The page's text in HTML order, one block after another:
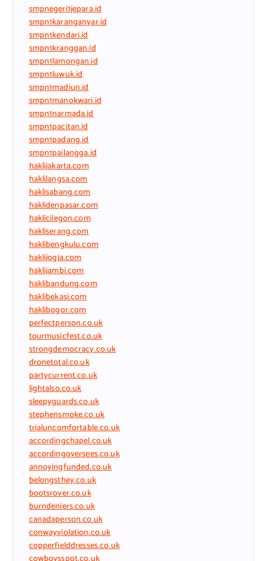
smpnegeri1jepara.id
smpn1karanganyar.id
smpn1kendari.id
smpn1kranggan.id
smpn1lamongan.id
smpn1luwuk.id
smpn1madiun.id
smpn1manokwari.id
smpn1narmada.id
smpn1pacitan.id
smpn1padang.id
smpn1pailangga.id
haklijakarta.com
haklilangsa.com
haklisabang.com
haklidenpasar.com
haklicilegon.com
hakliserang.com
haklibengkulu.com
haklijogja.com
haklijambi.com
haklibandung.com
haklibekasi.com
haklibogor.com
perfectperson.co.uk
tourmusicfest.co.uk
strongdemocracy.co.uk
dronetotal.co.uk
partycurrent.co.uk
lightalso.co.uk
sleepyguards.co.uk
stephensmoke.co.uk
trialuncomfortable.co.uk
accordingchapel.co.uk
accordingoversees.co.uk
annoyingfunded.co.uk
belongsthey.co.uk
bootsrover.co.uk
burndeniers.co.uk
canadaperson.co.uk
conwayviolation.co.uk
copperfielddresses.co.uk